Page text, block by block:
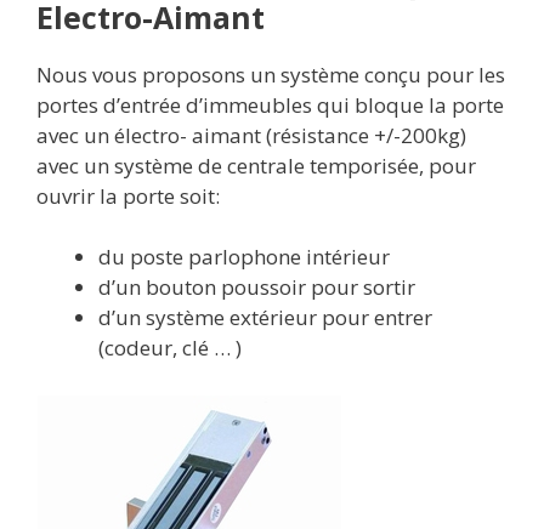
Electro-Aimant
Nous vous proposons un système conçu pour les
portes d’entrée d’immeubles qui bloque la porte
avec un électro- aimant (résistance +/-200kg)
avec un système de centrale temporisée, pour
ouvrir la porte soit:
du poste parlophone intérieur
d’un bouton poussoir pour sortir
d’un système extérieur pour entrer
(codeur, clé … )